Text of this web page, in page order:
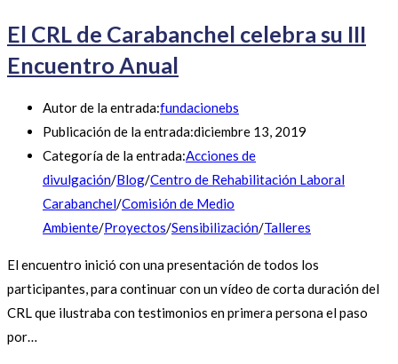
El CRL de Carabanchel celebra su III
Encuentro Anual
Autor de la entrada:fundacionebs
Publicación de la entrada:diciembre 13, 2019
Categoría de la entrada:Acciones de
divulgación/Blog/Centro de Rehabilitación Laboral
Carabanchel/Comisión de Medio
Ambiente/Proyectos/Sensibilización/Talleres
El encuentro inició con una presentación de todos los
participantes, para continuar con un vídeo de corta duración del
CRL que ilustraba con testimonios en primera persona el paso
por…